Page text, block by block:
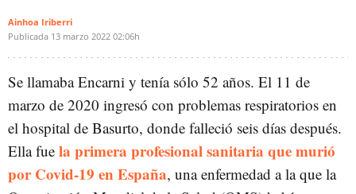
Ainhoa Iriberri
Publicada 13 marzo 2022 02:06h
Se llamaba Encarni y tenía sólo 52 años. El 11 de
marzo de 2020 ingresó con problemas respiratorios en
el hospital de Basurto, donde falleció seis días después.
Ella fue la primera profesional sanitaria que murió
por Covid-19 en España, una enfermedad a la que la